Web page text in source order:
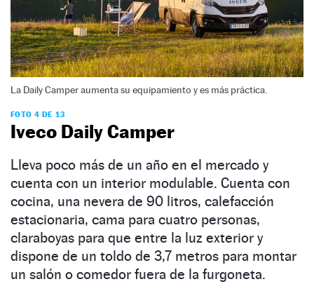
La Daily Camper aumenta su equipamiento y es más práctica.
FOTO 4 DE 13
Iveco Daily Camper
Lleva poco más de un año en el mercado y
cuenta con un interior modulable. Cuenta con
cocina, una nevera de 90 litros, calefacción
estacionaria, cama para cuatro personas,
claraboyas para que entre la luz exterior y
dispone de un toldo de 3,7 metros para montar
un salón o comedor fuera de la furgoneta.